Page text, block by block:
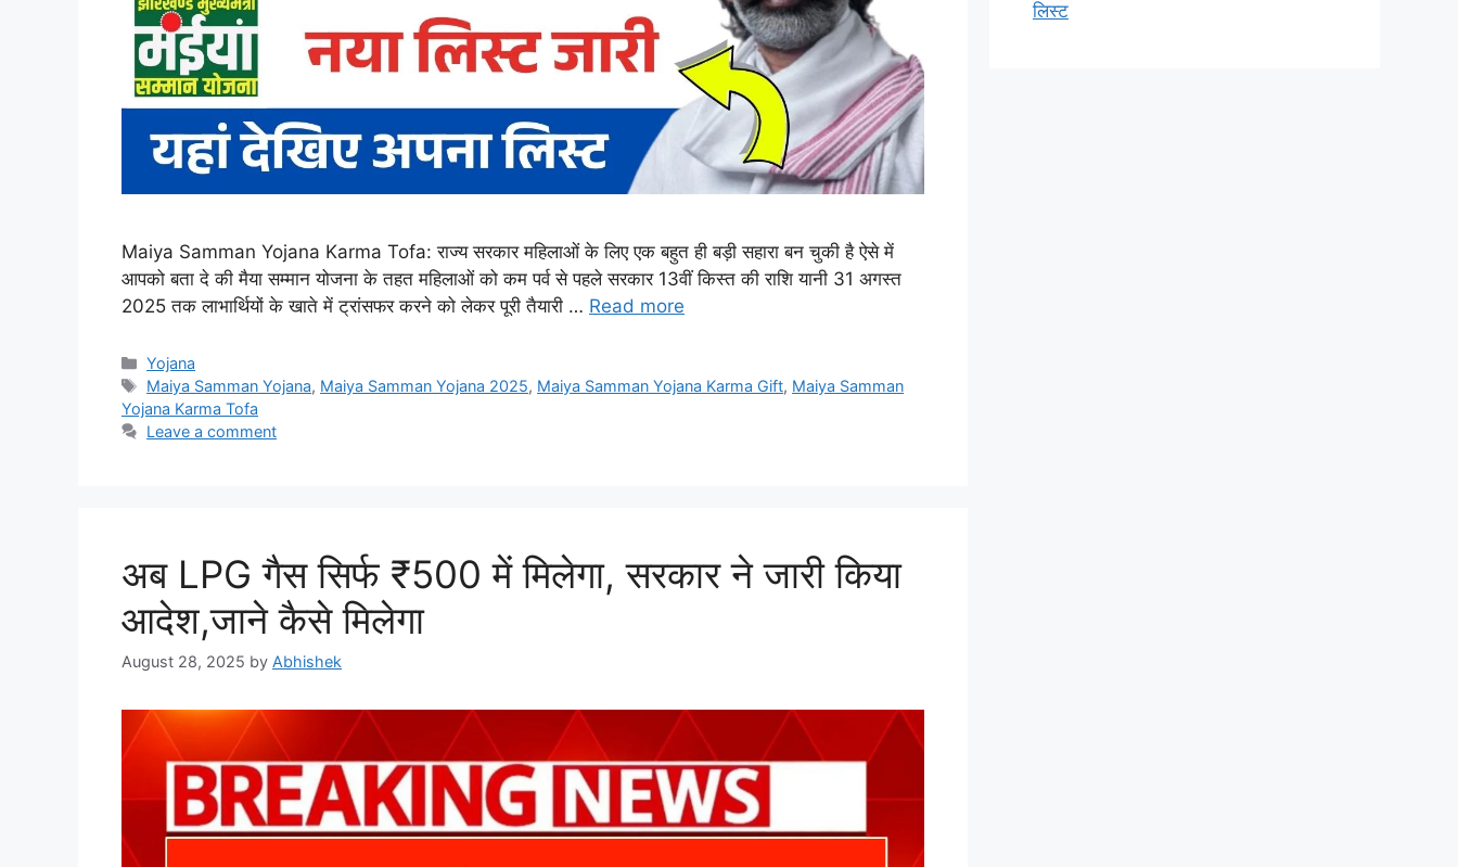
Maiya Samman Yojana Karma Tofa: राज्य सरकार महिलाओं के लिए एक बहुत ही बड़ी सहारा बन चुकी है ऐसे में
आपको बता दे की मैया सम्मान योजना के तहत महिलाओं को कम पर्व से पहले सरकार 13वीं किस्त की राशि यानी 31 अगस्त
2025 तक लाभार्थियों के खाते में ट्रांसफर करने को लेकर पूरी तैयारी … Read more
Categories
Yojana
Tags
Maiya Samman Yojana, Maiya Samman Yojana 2025, Maiya Samman Yojana Karma Gift, Maiya Samman
Yojana Karma Tofa
Leave a comment
अब LPG गैस सिर्फ ₹500 में मिलेगा, सरकार ने जारी किया
आदेश,जाने कैसे मिलेगा
August 28, 2025 by Abhishek
लिस्ट